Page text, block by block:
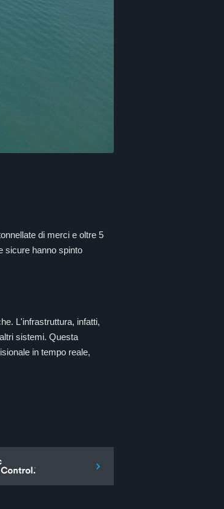
di merci e oltre 5
sicure hanno spinto
L'infrastruttura, infatti,
sistemi. Questa
in tempo reale,